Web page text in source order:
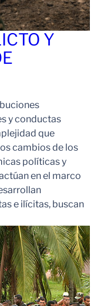
Y
y conductas
que
cambios de los
políticas y
en el marco
e ilícitas, buscan